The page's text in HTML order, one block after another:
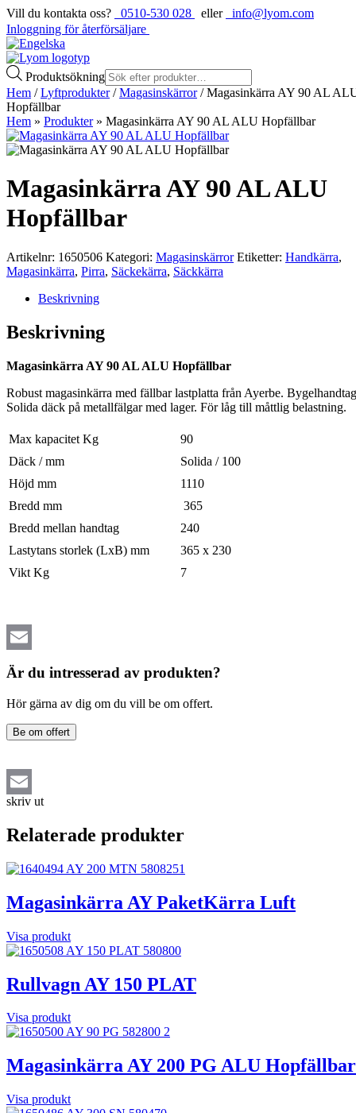
Vill du kontakta oss? 0510-530 028 eller
info@lyom.com
Inloggning för återförsäljare
Produktsökning
Hem /Lyftprodukter/Magasinskärror/ Magasinkärra AY 90 AL
Hopfällbar
Hem » Produkter» Magasinkärra AY 90 AL ALU Hopfällbar
Magasinkärra AY 90 AL ALU
Hopfällbar
Artikelnr: 1650506 Kategori: Magasinskärror Etiketter: Handkärra,
Magasinkärra, Pirra, Säckekärra, Säckkärra
Beskrivning
Beskrivning
Magasinkärra AY 90 AL ALU Hopfällbar
Robust magasinkärra med fällbar lastplatta från Ayerbe.
Solida däck på metallfälgar med lager. För låg till måttlig belastning.
Max kapacitet Kg
90
Däck / mm
Solida / 100
Höjd mm
1110
Bredd mm
365
Bredd mellan handtag
240
Lastytans storlek (LxB) mm
365 x 230
Vikt Kg
7
Email
Är du intresserad av produkten?
Hör gärna av dig om du vill be om offert.
Be om offert
Email
skriv ut
Relaterade produkter
Magasinkärra AY PaketKärra Luft
Visa produkt
Rullvagn AY 150 PLAT
Visa produkt
Magasinkärra AY 200 PG ALU Hopfällbar
Visa produkt